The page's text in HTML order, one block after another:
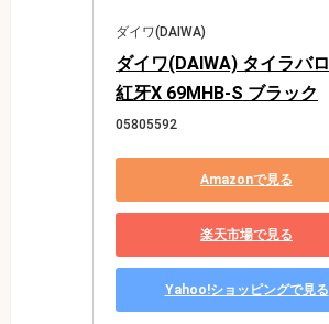
ダイワ(DAIWA)
ダイワ(DAIWA) タイラバ
紅牙X 69MHB-S ブラック
05805592
Amazonで見る
楽天市場で見る
Yahoo!ショッピングで見る